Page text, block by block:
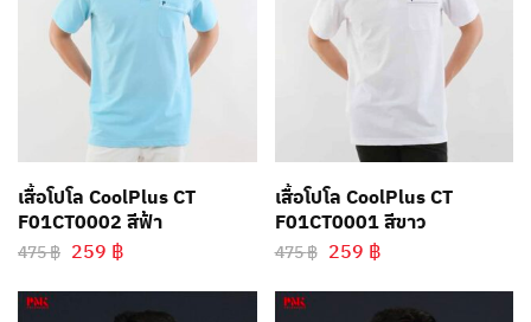
เสื้อโปโล CoolPlus CT
F01CT0002 สีฟ้า
475฿ 259 ฿
เสื้อโปโล CoolPlus CT
F01CT0001 สีขาว
475฿ 259 ฿